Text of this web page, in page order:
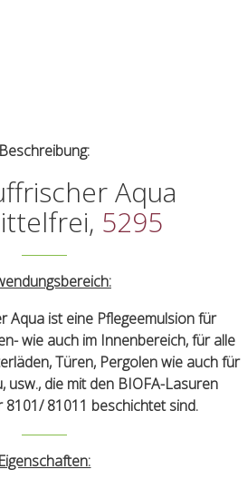
Beschreibung:
Aqua
5295
Aqua ist eine Pflegeemulsion für
wie auch im Innenbereich, für alle
Türen, Pergolen wie auch für
usw., die mit den BIOFA-Lasuren
81011 beschichtet sind.
Eigenschaften: